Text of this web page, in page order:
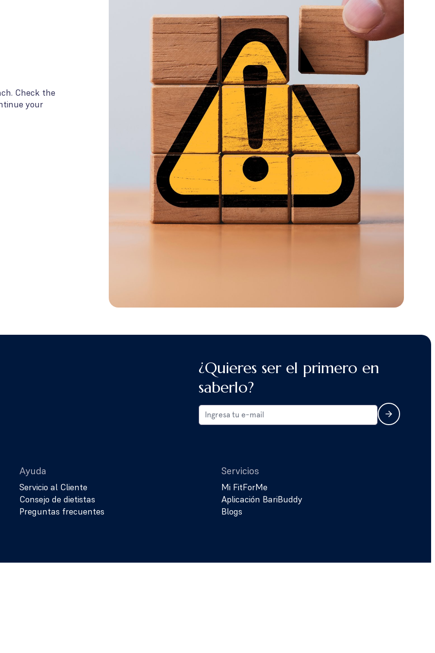
Check the
your
¿Quieres ser el primero en
saberlo?
Ayuda
Servicio al Cliente
Consejo de dietistas
Preguntas frecuentes
Servicios
Mi FitForMe
Aplicación BariBuddy
Blogs